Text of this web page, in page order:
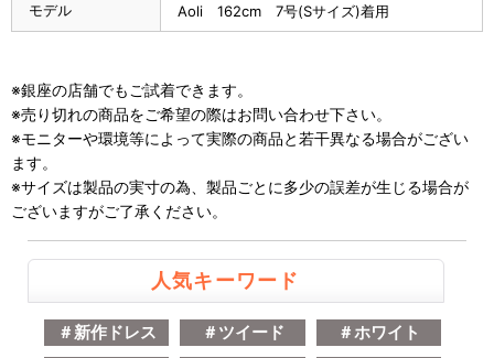
モデル Aoli 162cm 7号(Sサイズ)着用
※銀座の店舗でもご試着できます。
※売り切れの商品をご希望の際はお問い合わせ下さい。
※モニターや環境等によって実際の商品と若干異なる場合がござい
ます。
※サイズは製品の実寸の為、製品ごとに多少の誤差が生じる場合が
ございますがご了承ください。
人気キーワード
＃新作ドレス ＃ツイード
＃ホワイト